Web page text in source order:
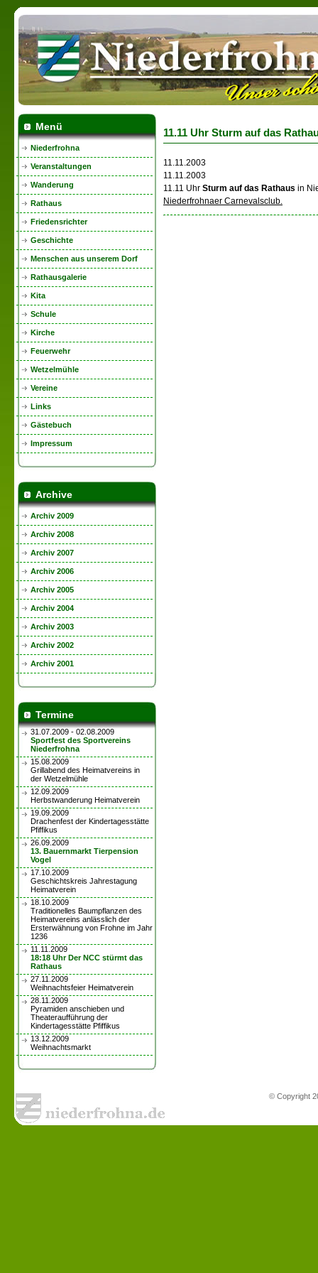
Menü
Niederfrohna
Veranstaltungen
Wanderung
Rathaus
Friedensrichter
Geschichte
Menschen aus unserem Dorf
Rathausgalerie
Kita
Schule
Kirche
Feuerwehr
Wetzelmühle
Vereine
Links
Gästebuch
Impressum
Archive
Archiv 2009
Archiv 2008
Archiv 2007
Archiv 2006
Archiv 2005
Archiv 2004
Archiv 2003
Archiv 2002
Archiv 2001
Termine
31.07.2009 - 02.08.2009
Sportfest des Sportvereins
Niederfrohna
15.08.2009
Grillabend des Heimatvereins in
der Wetzelmühle
12.09.2009
Herbstwanderung Heimatverein
19.09.2009
Drachenfest der Kindertagesstätte
Pfiffikus
26.09.2009
13. Bauernmarkt Tierpension
Vogel
17.10.2009
Geschichtskreis Jahrestagung
Heimatverein
18.10.2009
Traditionelles Baumpflanzen des
Heimatvereins anlässlich der
Ersterwähnung von Frohne im Jahr
1236
11.11.2009
18:18 Uhr Der NCC stürmt das
Rathaus
27.11.2009
Weihnachtsfeier Heimatverein
28.11.2009
Pyramiden anschieben und
Theateraufführung der
Kindertagesstätte Pfiffikus
13.12.2009
Weihnachtsmarkt
11.11 Uhr Sturm auf das
11.11.2003
11.11.2003
11.11 Uhr Sturm auf das Rathaus in
Niederfrohnaer Carnevalsclub.
© Copyright